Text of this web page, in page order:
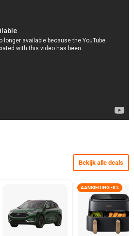
Bekijk alle deals
AANBIEDING -8%